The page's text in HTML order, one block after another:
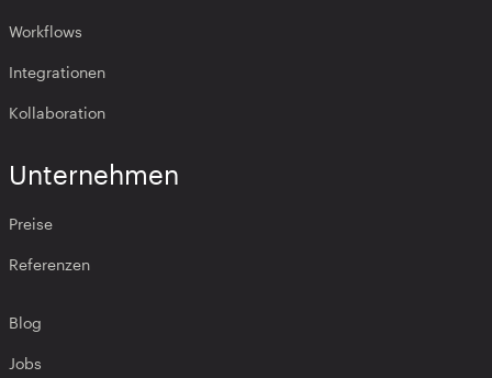
Workflows
Integrationen
Kollaboration
Unternehmen
Preise
Referenzen
Blog
Jobs